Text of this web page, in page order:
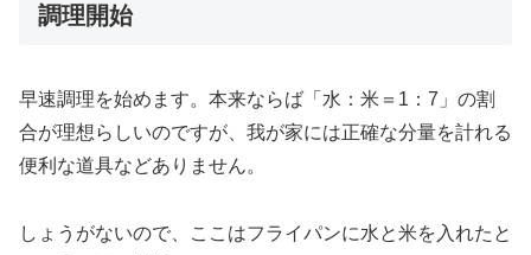
調理開始
早速調理を始めます。本来ならば「水：米＝1：7」の割
合が理想らしいのですが、我が家には正確な分量を計れる
便利な道具などありません。
しょうがないので、ここはフライパンに水と米を入れたと